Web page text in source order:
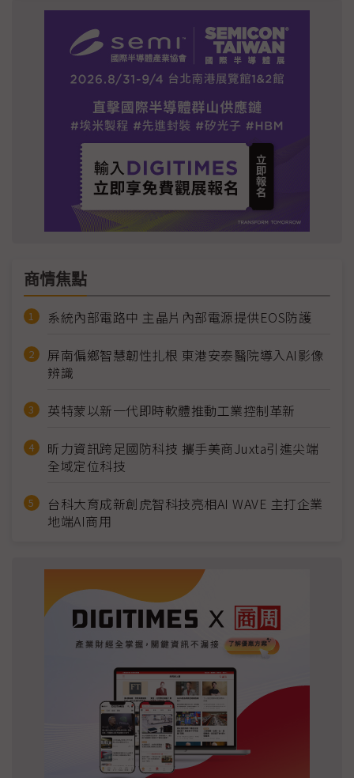
商情焦點
系統內部電路中 主晶片內部電源提供EOS防護
屏南偏鄉智慧韌性扎根 東港安泰醫院導入AI影像
辨識
英特蒙以新一代即時軟體推動工業控制革新
昕力資訊跨足國防科技 攜手美商Juxta引進尖端
全域定位科技
台科大育成新創虎智科技亮相AI WAVE 主打企業
地端AI商用